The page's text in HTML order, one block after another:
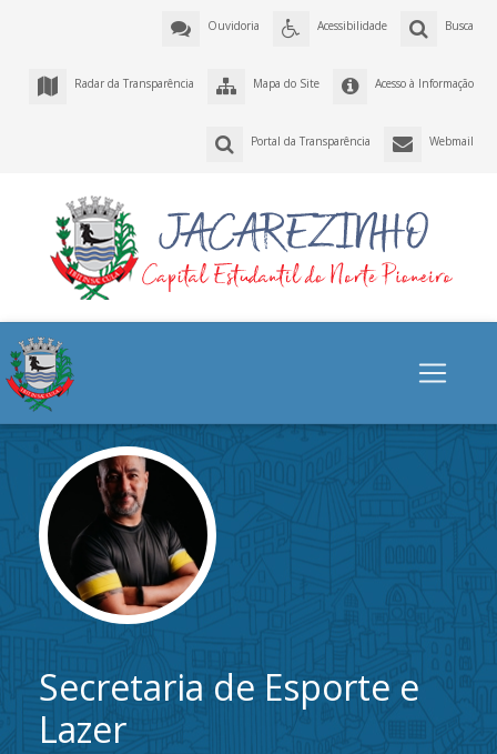
Busca
Acessibilidade
Ouvidoria
Acesso à Informação
Mapa do Site
Radar da Transparência
Webmail
Portal da Transparência
Secretaria de Esporte e
Lazer